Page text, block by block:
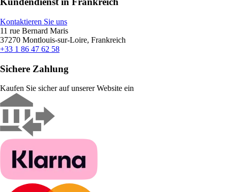
Kontaktieren Sie uns
11 rue Bernard Maris
37270 Montlouis-sur-Loire, Frankreich
+33 1 86 47 62 58
Sichere Zahlung
Kaufen Sie sicher auf unserer Website ein